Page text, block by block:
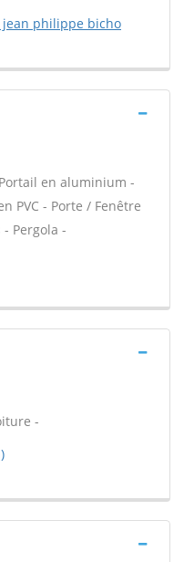
jean philippe bicho
en aluminium -
PVC - Porte / Fenêtre
Pergola -
-